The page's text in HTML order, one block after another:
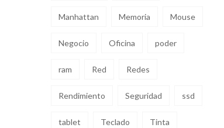
Manhattan Memoria Mouse
Negocio Oficina poder
ram Red Redes
Rendimiento Seguridad ssd
tablet Teclado Tinta